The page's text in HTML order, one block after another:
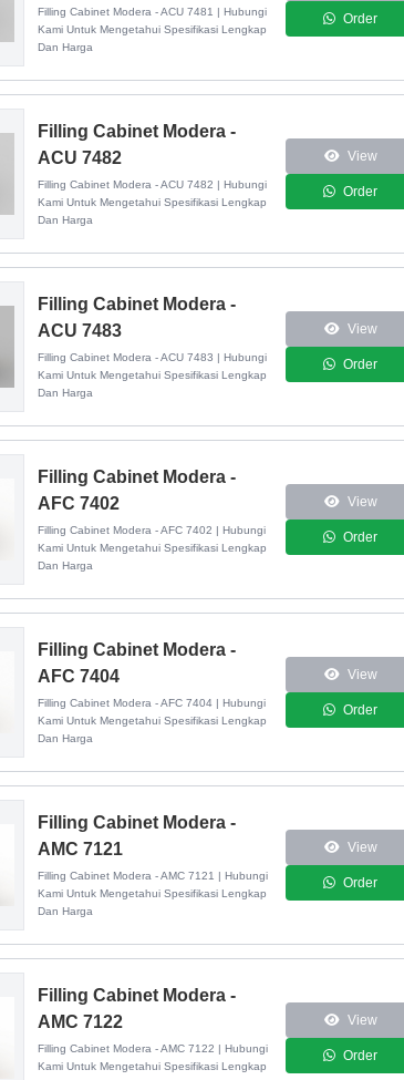
Filling Cabinet Modera - ACU 7481 | Hubungi
Kami Untuk Mengetahui Spesifikasi Lengkap
Dan Harga
Order
Filling Cabinet Modera -
ACU 7482
Filling Cabinet Modera - ACU 7482 | Hubungi
Kami Untuk Mengetahui Spesifikasi Lengkap
Dan Harga
View
Order
Filling Cabinet Modera -
ACU 7483
Filling Cabinet Modera - ACU 7483 | Hubungi
Kami Untuk Mengetahui Spesifikasi Lengkap
Dan Harga
View
Order
Filling Cabinet Modera -
AFC 7402
Filling Cabinet Modera - AFC 7402 | Hubungi
Kami Untuk Mengetahui Spesifikasi Lengkap
Dan Harga
View
Order
Filling Cabinet Modera -
AFC 7404
Filling Cabinet Modera - AFC 7404 | Hubungi
Kami Untuk Mengetahui Spesifikasi Lengkap
Dan Harga
View
Order
Filling Cabinet Modera -
AMC 7121
Filling Cabinet Modera - AMC 7121 | Hubungi
Kami Untuk Mengetahui Spesifikasi Lengkap
Dan Harga
View
Order
Filling Cabinet Modera -
AMC 7122
Filling Cabinet Modera - AMC 7122 | Hubungi
Kami Untuk Mengetahui Spesifikasi Lengkap
View
Order